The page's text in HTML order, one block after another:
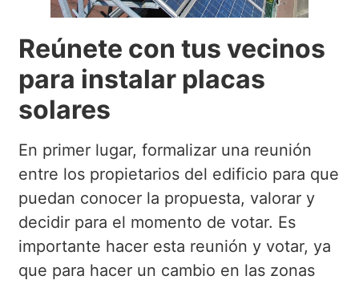
Reúnete con tus vecinos
para instalar placas
solares
En primer lugar, formalizar una reunión
entre los propietarios del edificio para que
puedan conocer la propuesta, valorar y
decidir para el momento de votar. Es
importante hacer esta reunión y votar, ya
que para hacer un cambio en las zonas